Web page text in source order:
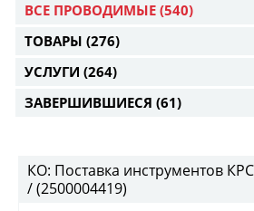
ВСЕ ПРОВОДИМЫЕ (540)
ТОВАРЫ (276)
УСЛУГИ (264)
ЗАВЕРШИВШИЕСЯ (61)
КО: Поставка инструментов
/ (2500004419)